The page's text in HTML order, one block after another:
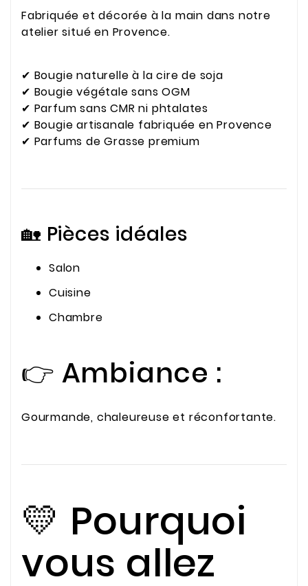
Fabriquée et décorée à la main dans notre
atelier situé en Provence.
✔ Bougie naturelle à la cire de soja
✔ Bougie végétale sans OGM
✔ Parfum sans CMR ni phtalates
✔ Bougie artisanale fabriquée en Provence
✔ Parfums de Grasse premium
🏡 Pièces idéales
Salon
Cuisine
Chambre
👉 Ambiance :
Gourmande, chaleureuse et réconfortante.
💛 Pourquoi
vous allez